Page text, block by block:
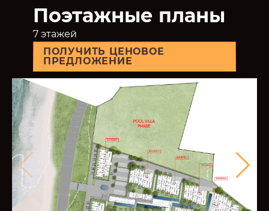
Поэтажные планы
7 этажей
ПОЛУЧИТЬ ЦЕНОВОЕ
ПРЕДЛОЖЕНИЕ